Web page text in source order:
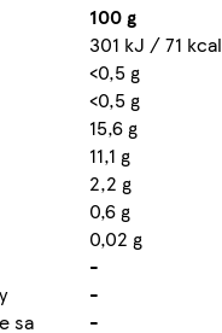
100 g
301 kJ / 71 kcal
<0,5 g
<0,5 g
15,6 g
11,1 g
2,2 g
0,6 g
0,02 g
-
-
sa
-